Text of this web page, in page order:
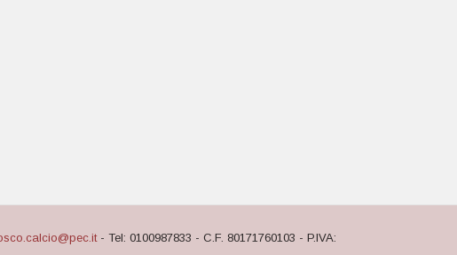
- Tel: 0100987833 - C.F. 80171760103 - P.IVA: